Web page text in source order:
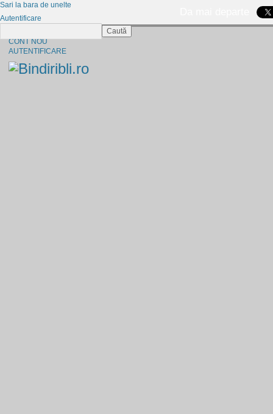
CONT NOU
AUTENTIFICARE
Sari la bara de unelte
Autentificare
Caută